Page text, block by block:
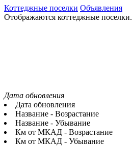
Коттеджные поселки Объявления
Отображаются коттеджные поселки.
Дата обновления
Дата обновления
Название - Возрастание
Название - Убывание
Км от МКАД - Возрастание
Км от МКАД - Убывание